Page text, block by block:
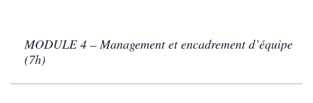
MODULE 4 – Management et encadrement d’équipe
(7h)